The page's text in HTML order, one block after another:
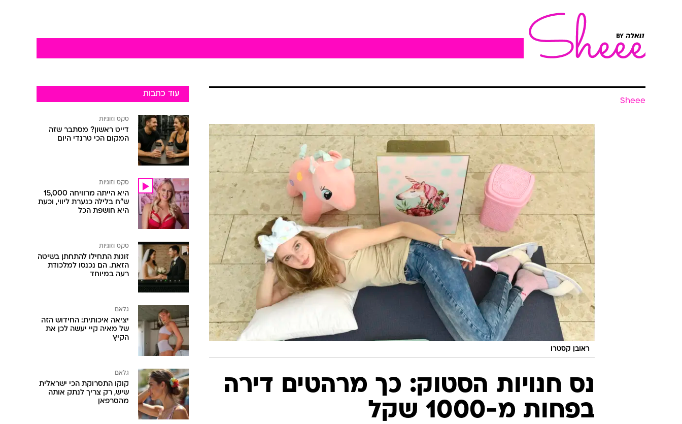
Sheee
ראובן קסטרו
נס חנויות הסטוק: כך מרהטים דירה
בפחות מ-1000 שקל
עוד כתבות
סקס וזוגיות
דייט ראשון? מסתבר שזה
המקום הכי טרנדי היום
סקס וזוגיות
היא הייתה מרוויחה 15,000
ש"ח בלילה כנערת ליווי, וכעת
היא חושפת הכל
סקס וזוגיות
זוגות התחילו להתחתן בשיטה
הזאת. הם נכנסו למלכודת
רעה במיוחד
גלאם
יציאה איכותית: החידוש הזה
של מאיה קיי יעשה לכן את
הקיץ
גלאם
קוקו התסרוקת הכי ישראלית
שיש, רק צריך לנתק אותה
מהסרפאן